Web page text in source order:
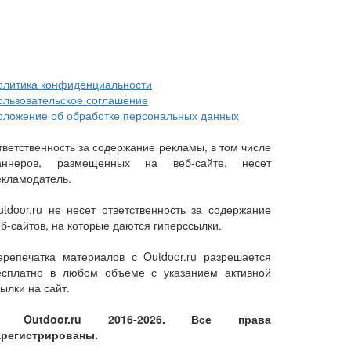
конфиденциальности
соглашение
об обработке персональных данных
за содержание рекламы, в том числе
размещенных на веб-сайте, несет
не несет ответственность за содержание
сайтов, на которые даются гиперссылки.
материалов с Outdoor.ru разрешается
в любом объёме с указанием активной
на сайт.
Outdoor.ru 2016-2026. Все права